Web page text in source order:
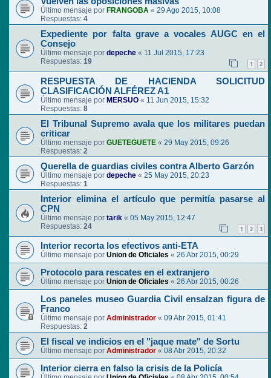
Último mensaje por FRANGOBA « 29 Ago 2015, 10:08
Respuestas: 4
Expediente por falta grave a vocales AUGC en el
Consejo
Último mensaje por depeche « 11 Jul 2015, 17:23
Respuestas: 19 1 2
RESPUESTA DE HACIENDA SOLICITUD
CLASIFICACIÓN ALFÉREZ A1
Último mensaje por MERSUO « 11 Jun 2015, 15:32
Respuestas: 8
El Tribunal Supremo avala que los militares puedan
criticar
Último mensaje por GUETEGUETE « 29 May 2015, 09:26
Respuestas: 2
Querella de guardias civiles contra Alberto Garzón
Último mensaje por depeche « 25 May 2015, 20:23
Respuestas: 1
Interior elimina el artículo que permitía pasarse al
CPN
Último mensaje por tarik « 05 May 2015, 12:47
Respuestas: 24 1 2 3
Interior recorta los efectivos anti-ETA
Último mensaje por Union de Oficiales « 26 Abr 2015, 00:29
Protocolo para rescates en el extranjero
Último mensaje por Union de Oficiales « 26 Abr 2015, 00:26
Los paneles museo Guardia Civil ensalzan figura de
Franco
Último mensaje por Administrador « 09 Abr 2015, 01:41
Respuestas: 2
El fiscal ve indicios en el "jaque mate" de Sortu
Último mensaje por Administrador « 08 Abr 2015, 20:32
Interior cierra en falso la crisis de la Policía